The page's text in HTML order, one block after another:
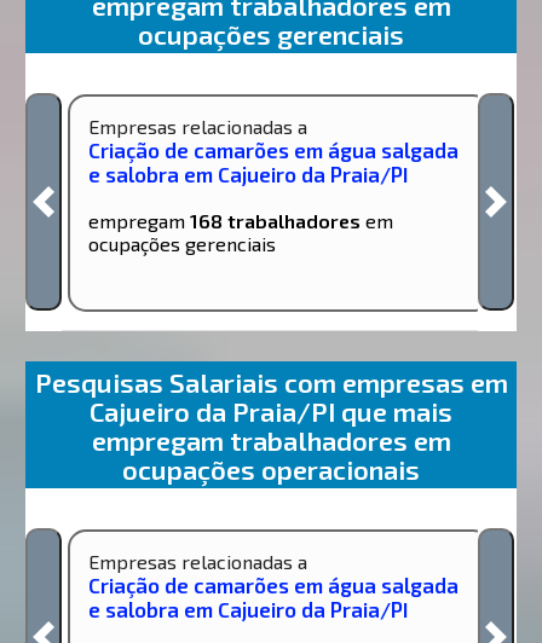
ocupações gerenciais
Empresas relacionadas a
Criação de camarões em água salgada
e salobra em Cajueiro da Praia/PI
empregam 168 trabalhadores em
ocupações gerenciais
Pesquisas Salariais com empresas em
Cajueiro da Praia/PI que mais
empregam trabalhadores em
ocupações operacionais
Empresas relacionadas a
Criação de camarões em água salgada
e salobra em Cajueiro da Praia/PI